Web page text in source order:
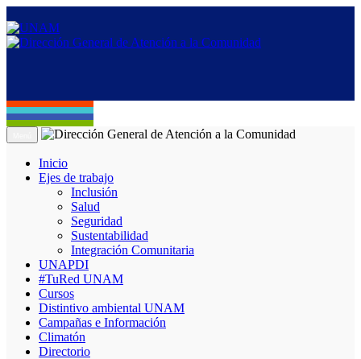
Inicio
Ejes de trabajo
Inclusión
Salud
Seguridad
Sustentabilidad
Integración Comunitaria
UNAPDI
#TuRed UNAM
Cursos
Distintivo ambiental UNAM
Campañas e Información
Climatón
Directorio